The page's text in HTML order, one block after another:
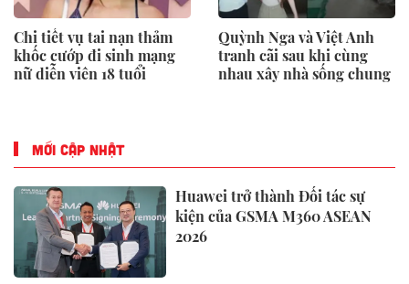
Chi tiết vụ tai nạn thảm
khốc cướp đi sinh mạng
nữ diễn viên 18 tuổi
Quỳnh Nga và Việt Anh
tranh cãi sau khi cùng
nhau xây nhà sống chung
MỚI CẬP NHẬT
Huawei trở thành Đối tác sự
kiện của GSMA M360 ASEAN
2026